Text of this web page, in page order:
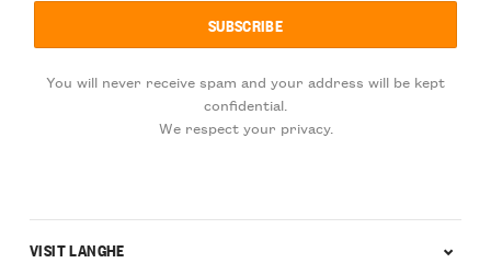
You will never receive spam and your address will be kept
confidential.
We respect your privacy.
VISIT LANGHE